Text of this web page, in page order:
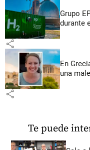
Grupo
durante
share
En
una
share
Te puede